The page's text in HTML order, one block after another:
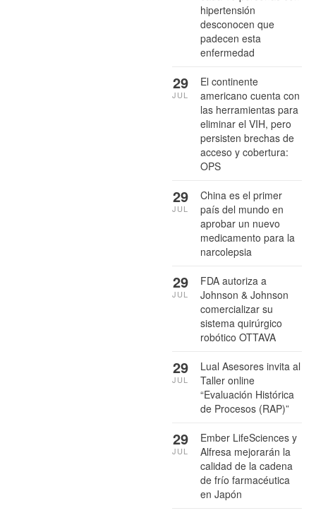
hipertensión
desconocen que
padecen esta
enfermedad
El continente
americano cuenta con
las herramientas para
eliminar el VIH, pero
persisten brechas de
acceso y cobertura:
OPS
29
JUL
China es el primer
país del mundo en
aprobar un nuevo
medicamento para la
narcolepsia
29
JUL
FDA autoriza a
Johnson & Johnson
comercializar su
sistema quirúrgico
robótico OTTAVA
29
JUL
Lual Asesores invita al
Taller online
“Evaluación Histórica
de Procesos (RAP)”
29
JUL
Ember LifeSciences y
Alfresa mejorarán la
calidad de la cadena
de frío farmacéutica
en Japón
29
JUL